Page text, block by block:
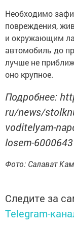
Необходимо
повреждения,
и окружающим
автомобиль до
лучше не
оно крупное.
Подробнее:
ru/news/
voditelyam-
losem-6000643
Фото: Салават
Следите за
Telegram-